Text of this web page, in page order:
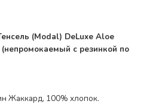
(Modal) DeLuxe Aloe
(непромокаемый с резинкой по
см.
Жаккард, 100% хлопок.